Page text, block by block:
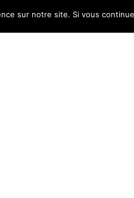
sur notre site. Si vous